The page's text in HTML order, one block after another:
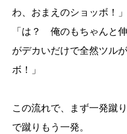
わ、おまえのショッボ！」
「は？ 俺のもちゃんと
がデカいだけで全然ツル
ボ！」
この流れで、まず一発蹴
で蹴りもう一発。